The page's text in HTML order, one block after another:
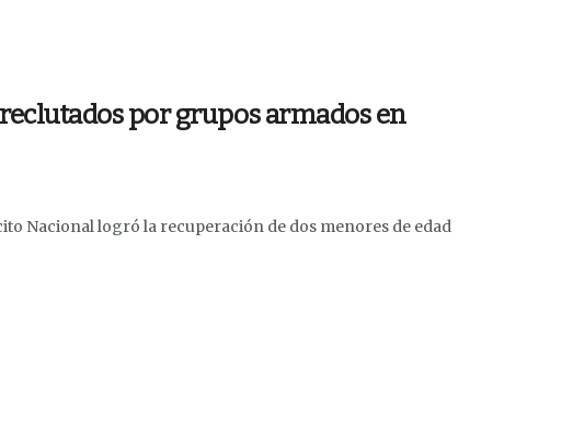
por grupos armados en
Nacional logró la recuperación de dos menores de edad